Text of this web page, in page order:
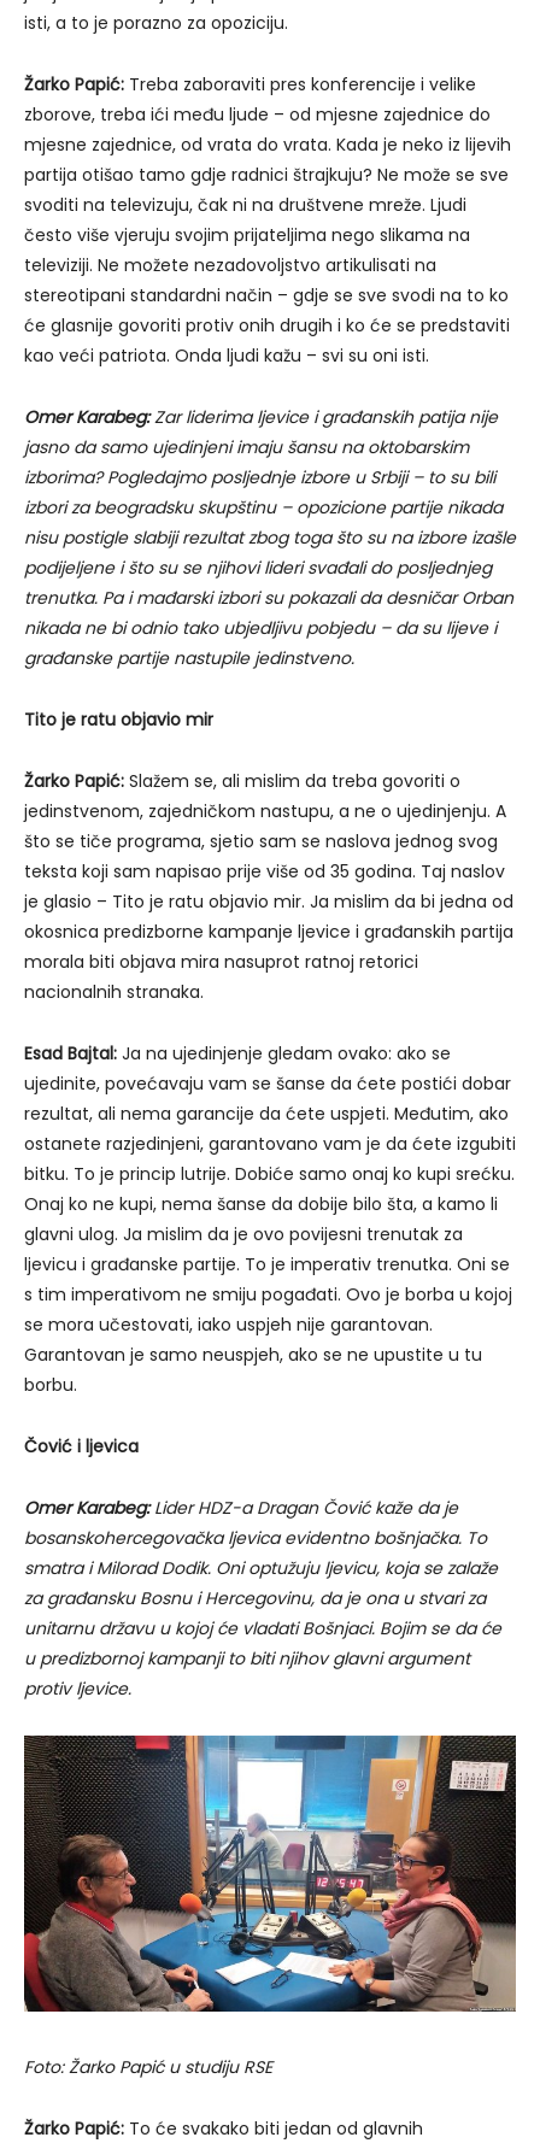
isti, a to je porazno za opoziciju.
Žarko Papić: Treba zaboraviti pres konferencije i velike
zborove, treba ići među ljude – od mjesne zajednice do
mjesne zajednice, od vrata do vrata. Kada je neko iz lijevih
partija otišao tamo gdje radnici štrajkuju? Ne može se sve
svoditi na televizuju, čak ni na društvene mreže. Ljudi
često više vjeruju svojim prijateljima nego slikama na
televiziji. Ne možete nezadovoljstvo artikulisati na
stereotipani standardni način – gdje se sve svodi na to ko
će glasnije govoriti protiv onih drugih i ko će se predstaviti
kao veći patriota. Onda ljudi kažu – svi su oni isti.
Omer Karabeg:Zar liderima ljevice i građanskih patija nije
jasno da samo ujedinjeni imaju šansu na oktobarskim
izborima? Pogledajmo posljednje izbore u Srbiji – to su bili
izbori za beogradsku skupštinu – opozicione partije nikada
nisu postigle slabiji rezultat zbog toga što su na izbore izašle
podijeljene i što su se njihovi lideri svađali do posljednjeg
trenutka. Pa i mađarski izbori su pokazali da desničar Orban
nikada ne bi odnio tako ubjedljivu pobjedu – da su lijeve i
građanske partije nastupile jedinstveno.
Tito je ratu objavio mir
Žarko Papić: Slažem se, ali mislim da treba govoriti o
jedinstvenom, zajedničkom nastupu, a ne o ujedinjenju. A
što se tiče programa, sjetio sam se naslova jednog svog
teksta koji sam napisao prije više od 35 godina. Taj naslov
je glasio – Tito je ratu objavio mir. Ja mislim da bi jedna od
okosnica predizborne kampanje ljevice i građanskih partija
morala biti objava mira nasuprot ratnoj retorici
nacionalnih stranaka.
Esad Bajtal: Ja na ujedinjenje gledam ovako: ako se
ujedinite, povećavaju vam se šanse da ćete postići dobar
rezultat, ali nema garancije da ćete uspjeti. Međutim, ako
ostanete razjedinjeni, garantovano vam je da ćete izgubiti
bitku. To je princip lutrije. Dobiće samo onaj ko kupi srećku.
Onaj ko ne kupi, nema šanse da dobije bilo šta, a kamo li
glavni ulog. Ja mislim da je ovo povijesni trenutak za
ljevicu i građanske partije. To je imperativ trenutka. Oni se
s tim imperativom ne smiju pogađati. Ovo je borba u kojoj
se mora učestovati, iako uspjeh nije garantovan.
Garantovan je samo neuspjeh, ako se ne upustite u tu
borbu.
Čović i ljevica
Omer Karabeg:Lider HDZ-a Dragan Čović kaže da je
bosanskohercegovačka ljevica evidentno bošnjačka. To
smatra i Milorad Dodik. Oni optužuju ljevicu, koja se zalaže
za građansku Bosnu i Hercegovinu, da je ona u stvari za
unitarnu državu u kojoj će vladati Bošnjaci. Bojim se da će
u predizbornoj kampanji to biti njihov glavni argument
protiv ljevice.
Foto: Žarko Papić u studiju RSE
Žarko Papić: To će svakako biti jedan od glavnih